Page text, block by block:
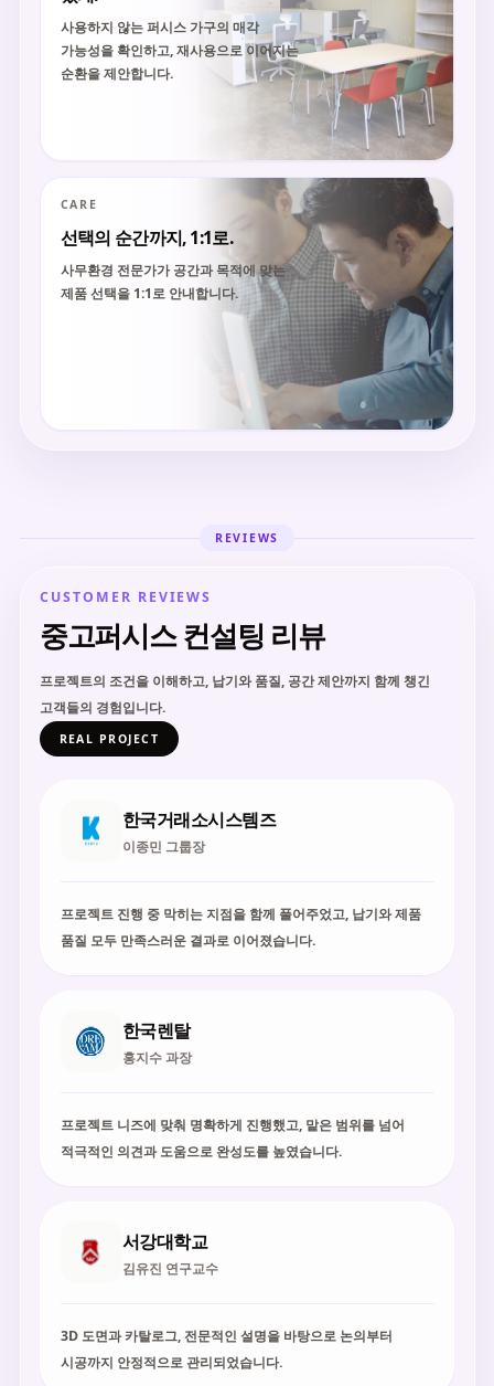
사용하지 않는 퍼시스 가구의 매각
가능성을 확인하고, 재사용으로 이어지는
순환을 제안합니다.
CARE
선택의 순간까지, 1:1로.
사무환경 전문가가 공간과 목적에 맞는
제품 선택을 1:1로 안내합니다.
REVIEWS
CUSTOMER REVIEWS
중고퍼시스 컨설팅 리뷰
프로젝트의 조건을 이해하고, 납기와 품질, 공간 제안까지 함께 챙긴
고객들의 경험입니다.
REAL PROJECT
한국거래소시스템즈
이종민 그룹장
프로젝트 진행 중 막히는 지점을 함께 풀어주었고, 납기와 제품
품질 모두 만족스러운 결과로 이어졌습니다.
한국렌탈
홍지수 과장
프로젝트 니즈에 맞춰 명확하게 진행했고, 맡은 범위를 넘어
적극적인 의견과 도움으로 완성도를 높였습니다.
서강대학교
김유진 연구교수
3D 도면과 카탈로그, 전문적인 설명을 바탕으로 논의부터
시공까지 안정적으로 관리되었습니다.